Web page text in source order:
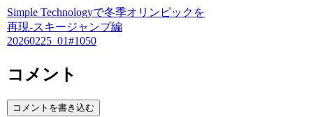
Simple Technologyで冬季オリンピックを
再現-スキージャンプ編
20260225_01#1050
コメント
コメントを書き込む